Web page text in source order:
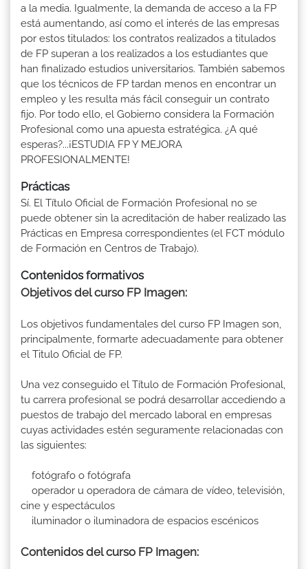
a la media. Igualmente, la demanda de acceso a la FP
está aumentando, así como el interés de las empresas
por estos titulados: los contratos realizados a titulados
de FP superan a los realizados a los estudiantes que
han finalizado estudios universitarios. También sabemos
que los técnicos de FP tardan menos en encontrar un
empleo y les resulta más fácil conseguir un contrato
fijo. Por todo ello, el Gobierno considera la Formación
Profesional como una apuesta estratégica. ¿A qué
esperas?...¡ESTUDIA FP Y MEJORA
PROFESIONALMENTE!
Prácticas
Sí. El Título Oficial de Formación Profesional no se
puede obtener sin la acreditación de haber realizado las
Prácticas en Empresa correspondientes (el FCT módulo
de Formación en Centros de Trabajo).
Contenidos formativos
Objetivos del curso FP Imagen:
Los objetivos fundamentales del curso FP Imagen son,
principalmente, formarte adecuadamente para obtener
el Titulo Oficial de FP.
Una vez conseguido el Título de Formación Profesional,
tu carrera profesional se podrá desarrollar accediendo a
puestos de trabajo del mercado laboral en empresas
cuyas actividades estén seguramente relacionadas con
las siguientes:
fotógrafo o fotógrafa
operador u operadora de cámara de vídeo, televisión,
cine y espectáculos
iluminador o iluminadora de espacios escénicos
Contenidos del curso FP Imagen: